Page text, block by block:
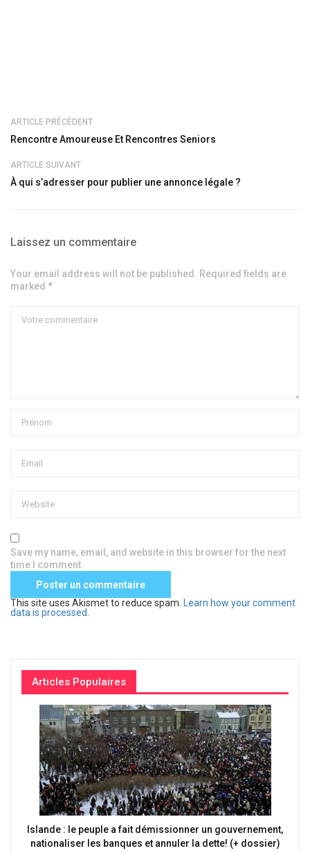
ARTICLE PRÉCÉDENT
Rencontre Amoureuse Et Rencontres Seniors
ARTICLE SUIVANT
À qui s’adresser pour publier une annonce légale ?
Laissez un commentaire
Your email address will not be published. Required fields are
marked *
Save my name, email, and website in this browser for the next
time I comment.
This site uses Akismet to reduce spam.
Learn how your comment
data is processed
Articles Populaires
Islande : le peuple a fait démissionner un gouvernement,
nationaliser les banques et annuler la dette! (+ dossier)